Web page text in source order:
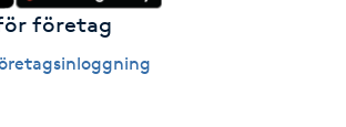
företag